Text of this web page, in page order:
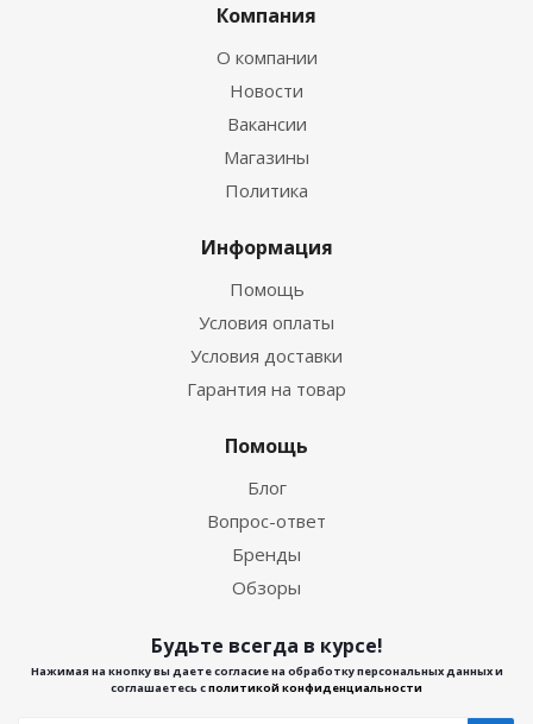
Компания
О компании
Новости
Вакансии
Магазины
Политика
Информация
Помощь
Условия оплаты
Условия доставки
Гарантия на товар
Помощь
Блог
Вопрос-ответ
Бренды
Обзоры
Будьте всегда в курсе!
Нажимая на кнопку вы даете согласие на обработку персональных данных и
соглашаетесь сполитикой конфиденциальности